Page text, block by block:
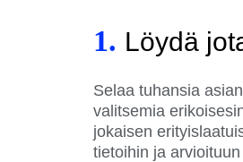
1. Löydä
Selaa tuhansia
valitsemia
jokaisen
tietoihin ja